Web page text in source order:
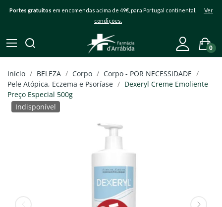
Portes gratuitos em encomendas acima de 49€, para Portugal continental. Ver
condições.
0
Início BELEZA Corpo
Corpo - POR NECESSIDADE
Pele Atópica, Eczema e Psoríase
Dexeryl Creme Emoliente
Preço Especial 500g
Indisponível